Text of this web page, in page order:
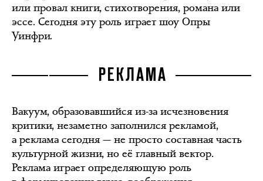
или провал книги, стихотворения, романа или
эссе. Сегодня эту роль играет шоу Опры
Уинфри.
РЕКЛАМА
Вакуум, образовавшийся из-за исчезновения
критики, незаметно заполнился рекламой,
а реклама сегодня — не просто составная часть
культурной жизни, но её главный вектор.
Реклама играет определяющую роль